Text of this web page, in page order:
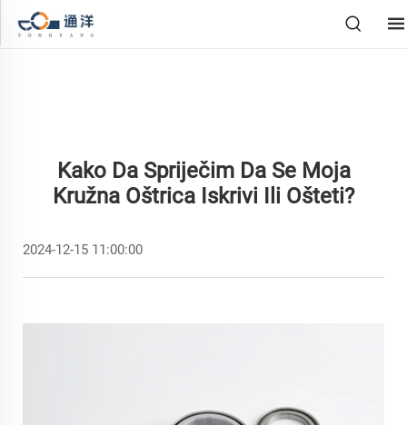
Kako Da Spriječim Da Se Moja
Kružna Oštrica Iskrivi Ili Ošteti?
2024-12-15 11:00:00